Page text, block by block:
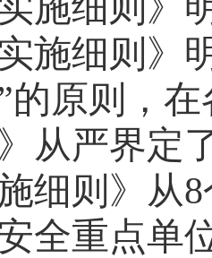
施细则》
的原则，
从严界定
细则》从
全重点单